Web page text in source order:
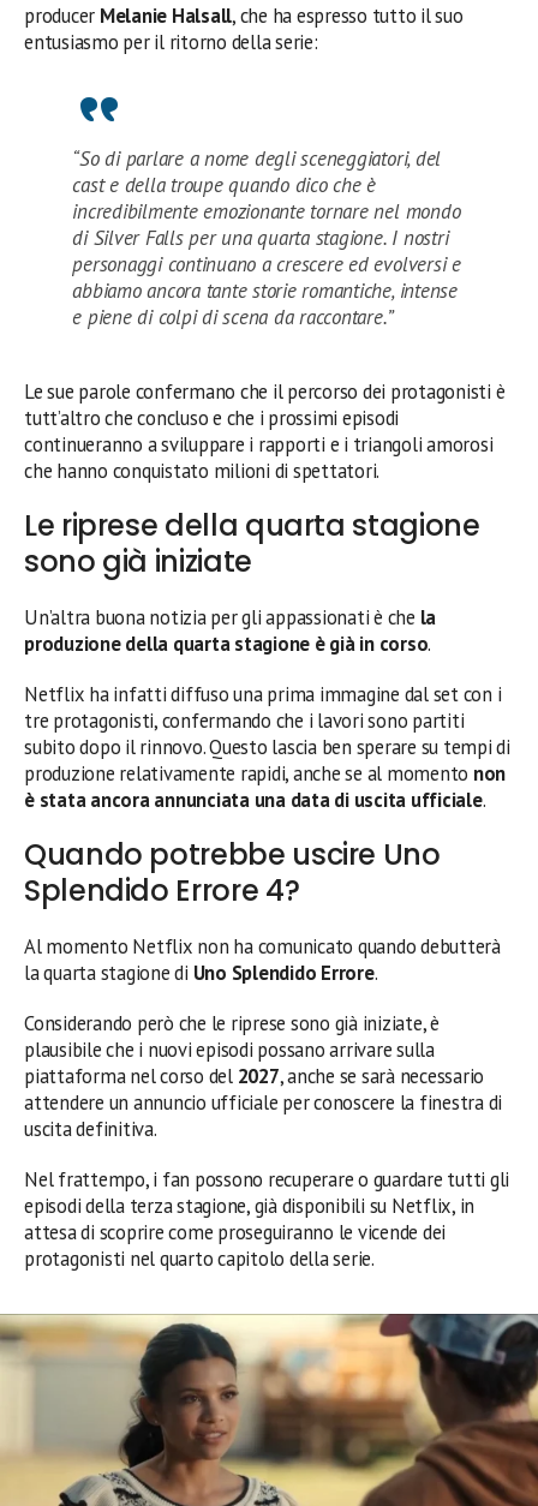
producer Melanie Halsall, che ha espresso tutto il suo
entusiasmo per il ritorno della serie:
“So di parlare a nome degli sceneggiatori, del
cast e della troupe quando dico che è
incredibilmente emozionante tornare nel mondo
di Silver Falls per una quarta stagione. I nostri
personaggi continuano a crescere ed evolversi e
abbiamo ancora tante storie romantiche, intense
e piene di colpi di scena da raccontare.”
Le sue parole confermano che il percorso dei protagonisti è
tutt’altro che concluso e che i prossimi episodi
continueranno a sviluppare i rapporti e i triangoli amorosi
che hanno conquistato milioni di spettatori.
Le riprese della quarta stagione
sono già iniziate
Un’altra buona notizia per gli appassionati è che la
produzione della quarta stagione è già in corso.
Netflix ha infatti diffuso una prima immagine dal set con i
tre protagonisti, confermando che i lavori sono partiti
subito dopo il rinnovo. Questo lascia ben sperare su tempi di
produzione relativamente rapidi, anche se al momento non
è stata ancora annunciata una data di uscita ufficiale.
Quando potrebbe uscire Uno
Splendido Errore 4?
Al momento Netflix non ha comunicato quando debutterà
la quarta stagione di Uno Splendido Errore.
Considerando però che le riprese sono già iniziate, è
plausibile che i nuovi episodi possano arrivare sulla
piattaforma nel corso del 2027, anche se sarà necessario
attendere un annuncio ufficiale per conoscere la finestra di
uscita definitiva.
Nel frattempo, i fan possono recuperare o guardare tutti gli
episodi della terza stagione, già disponibili su Netflix, in
attesa di scoprire come proseguiranno le vicende dei
protagonisti nel quarto capitolo della serie.